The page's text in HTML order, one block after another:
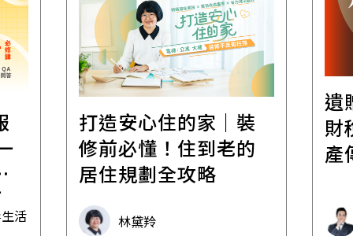
活
打造安心住的家｜裝
修前必懂！住到老的
居住規劃全攻略
林黛羚
遺
財
產